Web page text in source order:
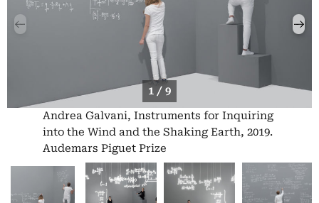
1 / 9
Andrea Galvani, Instruments for Inquiring
into the Wind and the Shaking Earth, 2019.
Audemars Piguet Prize